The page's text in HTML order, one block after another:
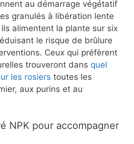
au démarrage végétatif
granulés à libération lente
alimentent la plante sur six
le risque de brûlure
Ceux qui préfèrent
trouveront dans quel
les rosiers toutes les
aux purins et au
NPK pour accompagner